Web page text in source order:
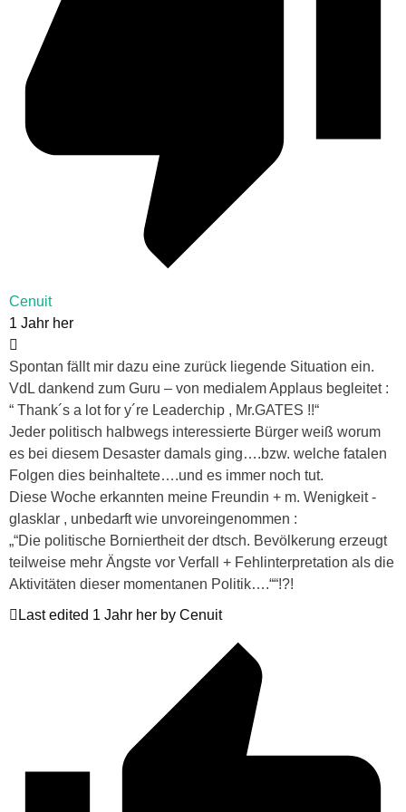
Cenuit
1 Jahr her
Spontan fällt mir dazu eine zurück liegende Situation ein.
VdL dankend zum Guru – von medialem Applaus begleitet :
“ Thank´s a lot for y´re Leaderchip , Mr.GATES !!“
Jeder politisch halbwegs interessierte Bürger weiß worum
es bei diesem Desaster damals ging….bzw. welche fatalen
Folgen dies beinhaltete….und es immer noch tut.
Diese Woche erkannten meine Freundin + m. Wenigkeit -
glasklar , unbedarft wie unvoreingenommen :
„“Die politische Borniertheit der dtsch. Bevölkerung erzeugt
teilweise mehr Ängste vor Verfall + Fehlinterpretation als die
Aktivitäten dieser momentanen Politik….““!?!
Last edited 1 Jahr her by Cenuit